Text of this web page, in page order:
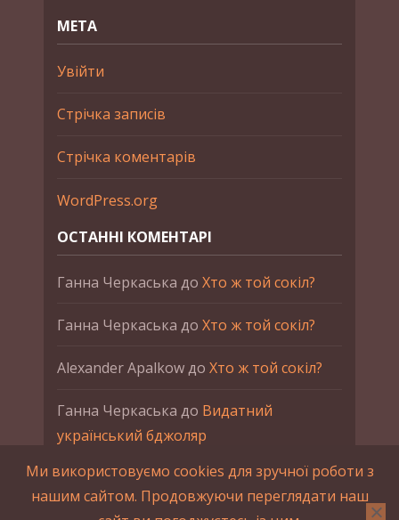
МЕТА
Увійти
Стрічка записів
Стрічка коментарів
WordPress.org
ОСТАННІ КОМЕНТАРІ
Ганна Черкаська до Хто ж той сокіл?
Ганна Черкаська до Хто ж той сокіл?
Alexander Apalkowдо Хто ж той сокіл?
Ганна Черкаська до Видатний
український бджоляр
Ганна ЧеркаськадоПетро Франко
Ми використовуємо cookies для зручної роботи з
нашим сайтом. Продовжуючи переглядати наш